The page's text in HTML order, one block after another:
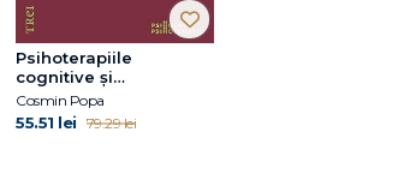
Psihoterapiile
cognitive și
comportamentale în
tulburările de
personalitate. Aplicații
Cosmin Popa
55.51 lei 79.29 lei